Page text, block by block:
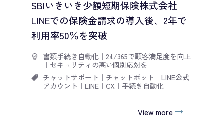
SBIいきいき少額短期保険株式会社｜
LINEでの保険金請求の導入後、2年で
利用率50％を突破
書類手続き自動化｜ 24/365で顧客満足度を向上
｜ セキュリティの高い個別応対を
チャットサポート ｜ チャットボット ｜ LINE公式
アカウント ｜ LINE｜ CX ｜ 手続き自動化
View more